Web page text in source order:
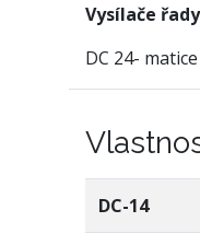
Vysílače
DC 24-
DC-14